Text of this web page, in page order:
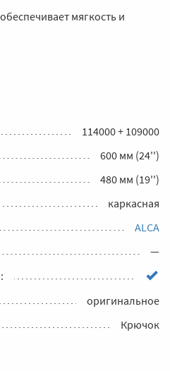
мягкость и
114000 + 109000
600 мм (24'')
480 мм (19'')
каркасная
ALCA
—
:
оригинальное
Крючок